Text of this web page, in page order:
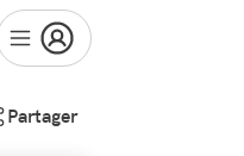
Partager